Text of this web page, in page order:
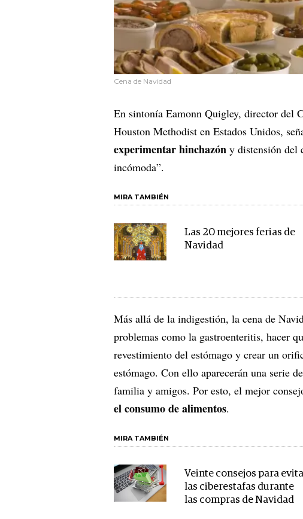
Cena de Navidad
En sintonía Eamonn Quigley, director del
Houston Methodist en Estados Unidos,
experimentar hinchazón y distensión del
incómoda”.
MIRA TAMBIÉN
Las 20 mejores ferias de
Navidad
Más allá de la indigestión, la cena de
problemas como la gastroenteritis, hacer
revestimiento del estómago y crear un
estómago. Con ello aparecerán una serie
familia y amigos. Por esto, el mejor
el consumo de alimentos.
MIRA TAMBIÉN
Veinte consejos para
las ciberestafas durante
las compras de Navidad